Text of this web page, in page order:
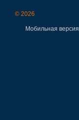
© 2026
Мобильная версия